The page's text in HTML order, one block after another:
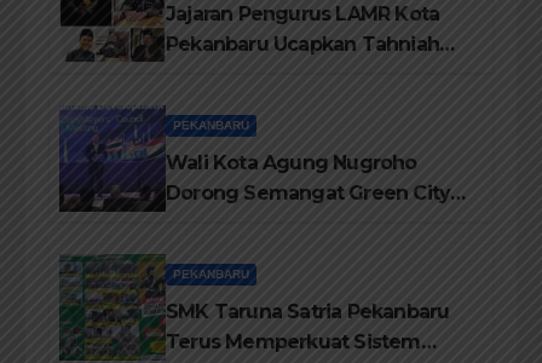
Jajaran Pengurus LAMR Kota
Pekanbaru Ucapkan Tahniah
PEKANBARU
Wali Kota Agung Nugroho
Dorong Semangat Green City
PEKANBARU
SMK Taruna Satria Pekanbaru
Terus Memperkuat Sistem